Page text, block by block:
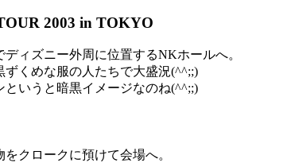
2003 in TOKYO
ィズニー外周に位置するNKホールへ。
くめな服の人たちで大盛況(^^;;)
いうと暗黒イメージなのね(^^;;)
クロークに預けて会場へ。